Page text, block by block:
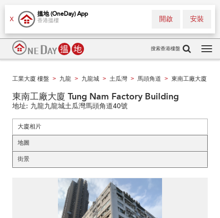
X
搵地 (OneDay) App
香港搵樓 安裝
開啟
搜索香港樓盤
工業大廈 樓盤 > 九龍 > 九龍城 > 土瓜灣 > 馬頭角道 > 東南工廠大廈
東南工廠大廈 Tung Nam Factory Building
地址: 九龍九龍城土瓜灣馬頭角道40號
大廈相片
地圖
街景